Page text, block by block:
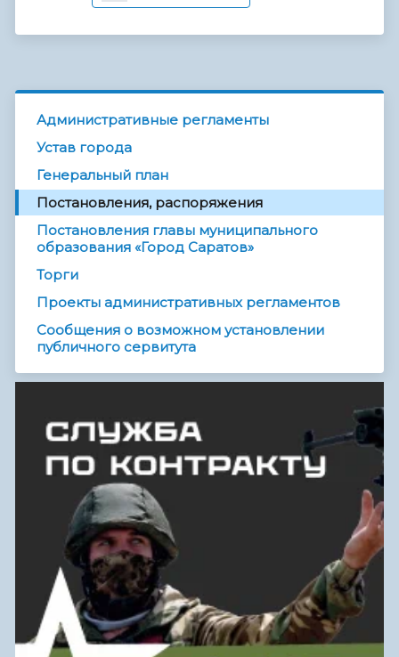
Административные регламенты
Устав города
Генеральный план
Постановления, распоряжения
Постановления главы муниципального
образования «Город Саратов»
Торги
Проекты административных регламентов
Сообщения о возможном установлении
публичного сервитута